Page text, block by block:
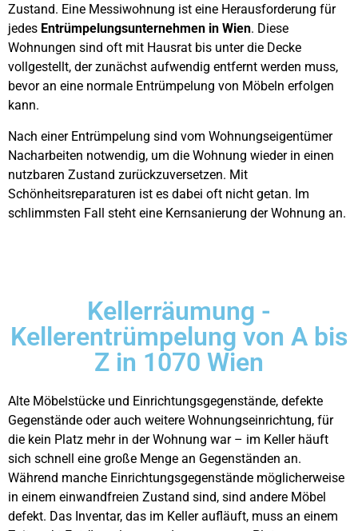
Zustand. Eine Messiwohnung ist eine Herausforderung für
jedes Entrümpelungsunternehmen in Wien. Diese
Wohnungen sind oft mit Hausrat bis unter die Decke
vollgestellt, der zunächst aufwendig entfernt werden muss,
bevor an eine normale Entrümpelung von Möbeln erfolgen
kann.
Nach einer Entrümpelung sind vom Wohnungseigentümer
Nacharbeiten notwendig, um die Wohnung wieder in einen
nutzbaren Zustand zurückzuversetzen. Mit
Schönheitsreparaturen ist es dabei oft nicht getan. Im
schlimmsten Fall steht eine Kernsanierung der Wohnung an.
Kellerräumung -
Kellerentrümpelung von A bis
Z in 1070 Wien
Alte Möbelstücke und Einrichtungsgegenstände, defekte
Gegenstände oder auch weitere Wohnungseinrichtung, für
die kein Platz mehr in der Wohnung war – im Keller häuft
sich schnell eine große Menge an Gegenständen an.
Während manche Einrichtungsgegenstände möglicherweise
in einem einwandfreien Zustand sind, sind andere Möbel
defekt. Das Inventar, das im Keller aufläuft, muss an einem